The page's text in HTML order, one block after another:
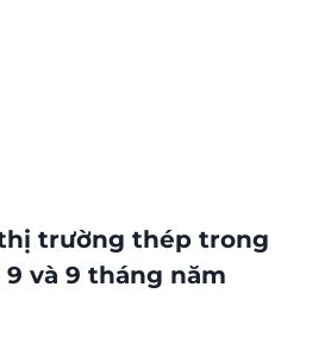
trường thép trong
và 9 tháng năm